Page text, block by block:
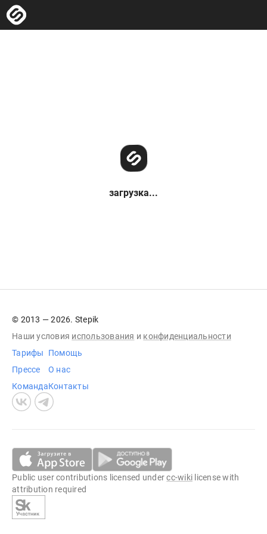
загрузка...
© 2013 — 2026. Stepik
Наши условия использования и конфиденциальности
Тарифы
Прессе
Команда
Помощь
О нас
Контакты
Public user contributions licensed undercc-wiki license with
attribution required